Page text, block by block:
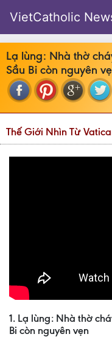
VietCatholic
Lạ lùng: Nhà thờ
Sầu Bi còn nguyên
Thế Giới Nhìn Từ
1. Lạ lùng: Nhà thờ
Bi còn nguyên vẹn